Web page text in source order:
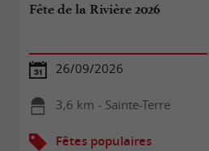
Fête de la Rivière 2026
26/09/2026
3,6 km - Sainte-Terre
Fêtes populaires